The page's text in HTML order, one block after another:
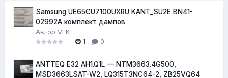
Samsung UE65CU7100UXRU KANT_SU2E BN41-
02992A комплект дампов
Автор VEK
1
0
ANTTEQ E32 AH1.Q1L — NTM3663.4G500,
MSD3663LSAT-W2, LQ315T3NC64-2, ZB25VQ64